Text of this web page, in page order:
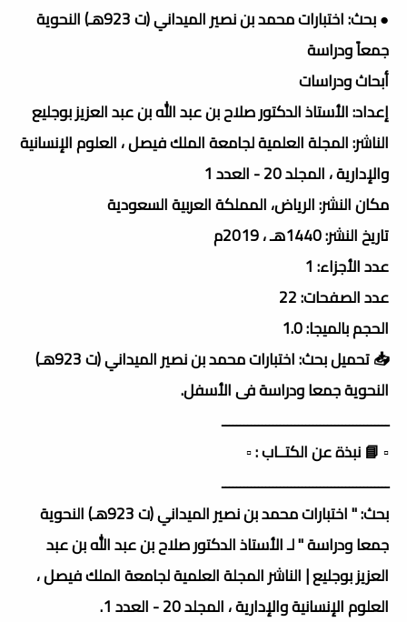
● بحث: اختبارات محمد بن نصير الميداني (ت 923هـ) النحوية
جمعاً ودراسة
أبحاث ودراسات
إعداد: الأستاذ الدكتور صلاح بن عبد الله بن عبد العزيز بوجليع
الناشر: المجلة العلمية لجامعة الملك فيصل ، العلوم الإنسانية
والإدارية ، المجلد 20 - العدد 1
مكان النشر: الرياض، المملكة العربية السعودية
تاريخ النشر: 1440هـ ، 2019م
عدد الأجزاء: 1
عدد الصفحات: 22
الحجم بالميجا: 1.0
📥 تحميل بحث: اختبارات محمد بن نصير الميداني (ت 923هـ)
النحوية جمعا ودراسة فى الأسفل.
ــــــــــــــــــــــــــــــــــــــــــــــ
▫️ 📘 نبذة عن الكتــاب : ▫️
ــــــــــــــــــــــــــــــــــــــــــــــ
بحث: " اختبارات محمد بن نصير الميداني (ت 923هـ) النحوية
جمعا ودراسة " لـ الأستاذ الدكتور صلاح بن عبد الله بن عبد
العزيز بوجليع | الناشر المجلة العلمية لجامعة الملك فيصل ،
العلوم الإنسانية والإدارية ، المجلد 20 - العدد 1.